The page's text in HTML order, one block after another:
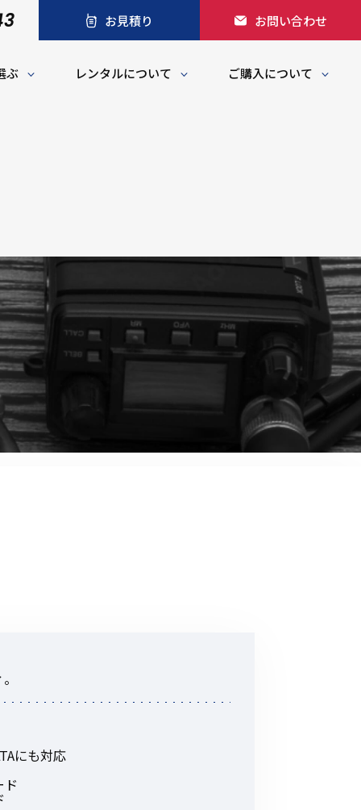
お見積り お問い合わせ
ぶ レンタルについて ご購入について
ポータブルワイヤレスアンプ
DCDCコンバーター/直流安定
にも対応